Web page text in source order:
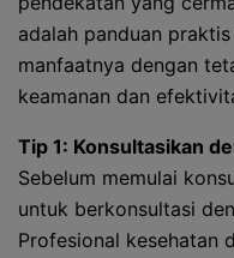
adalah panduan
manfaatnya dengan
keamanan dan
Tip 1: Konsultasikan
Sebelum memulai
untuk berkonsultasi
Profesional kesehatan